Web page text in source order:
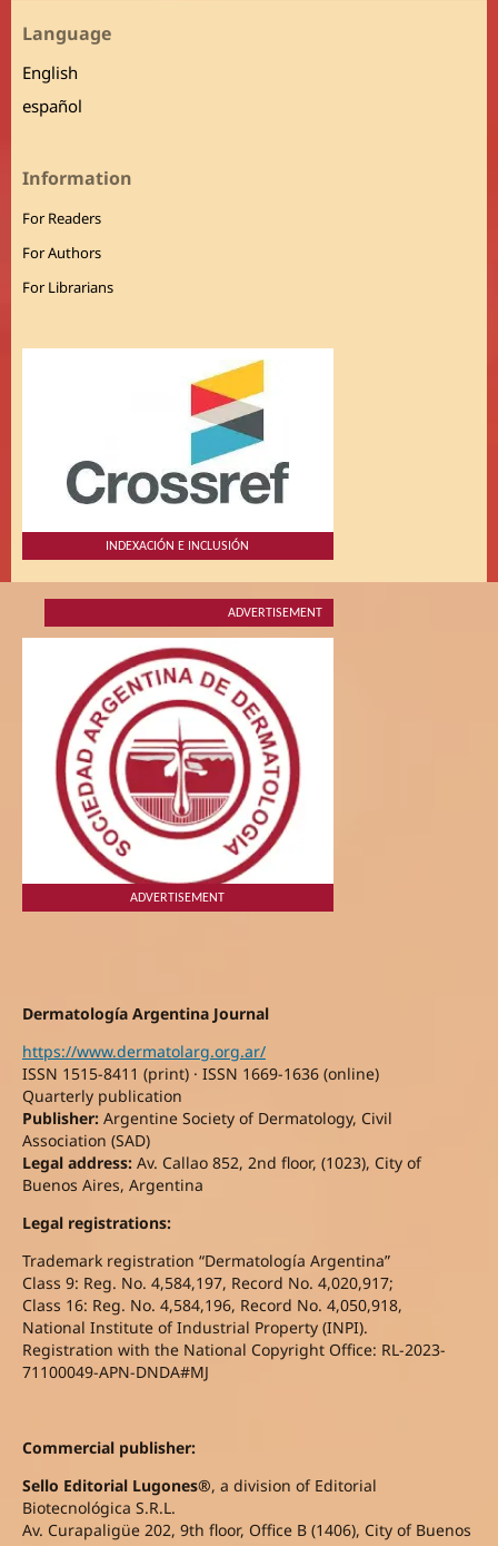
Language
English
español
Information
For Readers
For Authors
For Librarians
INDEXACIÓN E INCLUSIÓN
ADVERTISEMENT
ADVERTISEMENT
Dermatología Argentina Journal
https://www.dermatolarg.org.ar/
ISSN 1515-8411 (print) · ISSN 1669-1636 (online)
Quarterly publication
Publisher:Argentine Society of Dermatology, Civil
Association (SAD)
Legal address:Av. Callao 852, 2nd floor, (1023), City of
Buenos Aires, Argentina
Legal registrations:
Trademark registration “Dermatología Argentina”
Class 9: Reg. No. 4,584,197, Record No. 4,020,917;
Class 16: Reg. No. 4,584,196, Record No. 4,050,918,
National Institute of Industrial Property (INPI).
Registration with the National Copyright Office: RL-2023-
71100049-APN-DNDA#MJ
Commercial publisher:
Sello Editorial Lugones®, a division of Editorial
Biotecnológica S.R.L.
Av. Curapaligüe 202, 9th floor, Office B (1406), City of Buenos